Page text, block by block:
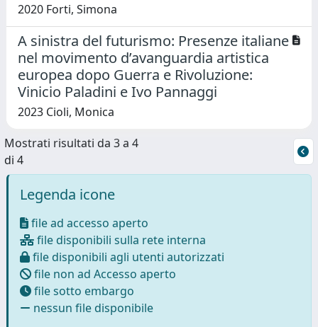
2020 Forti, Simona
A sinistra del futurismo: Presenze italiane
nel movimento d’avanguardia artistica
europea dopo Guerra e Rivoluzione:
Vinicio Paladini e Ivo Pannaggi
2023 Cioli, Monica
Mostrati risultati da 3 a 4
di 4
Legenda icone
file ad accesso aperto
file disponibili sulla rete interna
file disponibili agli utenti autorizzati
file non ad Accesso aperto
file sotto embargo
nessun file disponibile